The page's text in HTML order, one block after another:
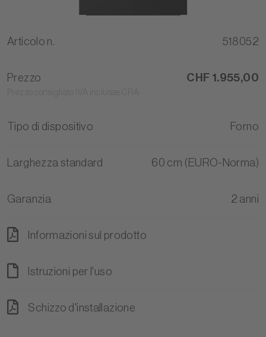
Articolo n. 518052
Prezzo CHF 1.955,00
Tipo di dispositivo Forno
Larghezza standard 60 cm (EURO-Norma)
Garanzia 2 anni
Informazioni sul prodotto
Istruzioni per l'uso
Schizzo d'installazione